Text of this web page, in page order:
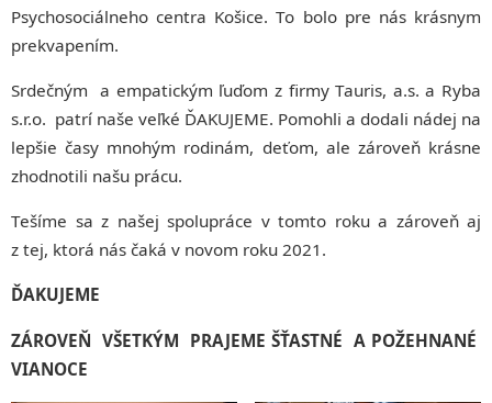
Psychosociálneho centra Košice. To bolo pre nás krásnym
prekvapením.
Srdečným a empatickým ľuďom z firmy Tauris, a.s. a Ryba
s.r.o. patrí naše veľké ĎAKUJEME. Pomohli a dodali nádej na
lepšie časy mnohým rodinám, deťom, ale zároveň krásne
zhodnotili našu prácu.
Tešíme sa z našej spolupráce v tomto roku a zároveň aj
z tej, ktorá nás čaká v novom roku 2021.
ĎAKUJEME
ZÁROVEŇ VŠETKÝM PRAJEME ŠŤASTNÉ A POŽEHNANÉ
VIANOCE